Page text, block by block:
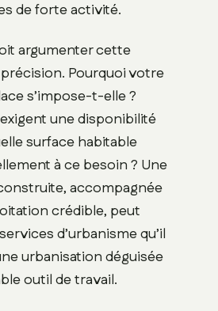
de forte activité.
argumenter cette
Pourquoi votre
s’impose-t-elle ?
une disponibilité
surface habitable
à ce besoin ? Une
accompagnée
crédible, peut
d’urbanisme qu’il
urbanisation déguisée
outil de travail.